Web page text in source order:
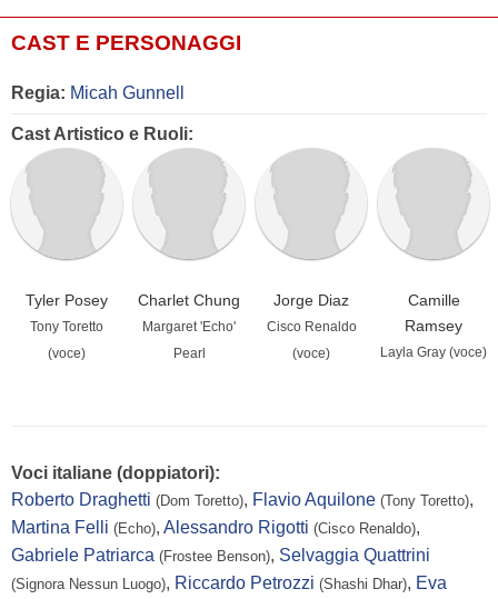
CAST E PERSONAGGI
Regia: Micah Gunnell
Cast Artistico e Ruoli:
Tyler Posey
Tony Toretto
(voce)
Charlet Chung
Margaret 'Echo'
Pearl
Jorge Diaz
Cisco Renaldo
(voce)
Camille
Ramsey
Layla Gray (voce)
Voci italiane (doppiatori):
Roberto Draghetti (Dom Toretto), Flavio Aquilone (Tony Toretto),
Martina Felli (Echo), Alessandro Rigotti (Cisco Renaldo),
Gabriele Patriarca (Frostee Benson), Selvaggia Quattrini
(Signora Nessun Luogo), Riccardo Petrozzi (Shashi Dhar), Eva